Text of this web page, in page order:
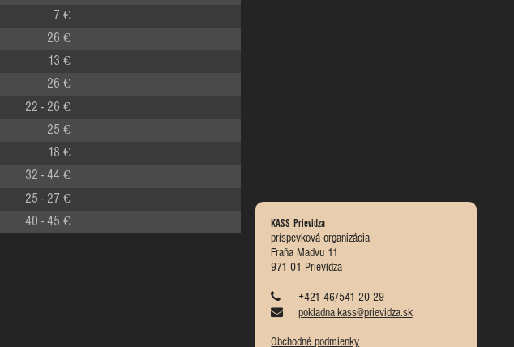
KASS Prievidza
príspevková organizácia
Fraňa Madvu 11
971 01 Prievidza
+421 46/541 20 29
pokladna.kass@prievidza.sk
Obchodné podmienky
7 €
26 €
13 €
26 €
22 - 26 €
25 €
18 €
32 - 44 €
25 - 27 €
40 - 45 €